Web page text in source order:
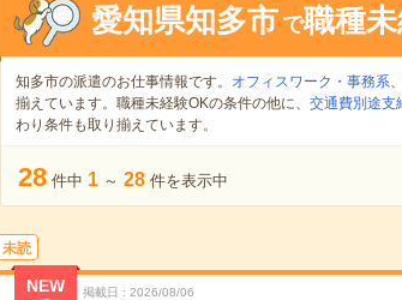
愛知県知多市 で職種
知多市の派遣のお仕事情報です。 オフィスワーク・事務系、
揃えています。職種未経験OKの条件の他に、 交通費別途支
わり条件も取り揃えています。
28 件中 1 ～ 28 件を表示中
未読
NEW 掲載日 2026/08/06